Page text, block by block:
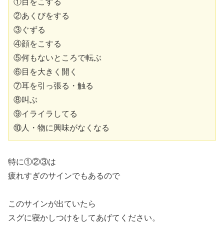
②あくびをする
③ぐずる
④顔をこする
⑤何もないところで転ぶ
⑥目を大きく開く
⑦耳を引っ張る・触る
⑧叫ぶ
⑨イライラしてる
⑩人・物に興味がなくなる
特に①②③は
疲れすぎのサインでもあるので
このサインが出ていたら
スグに寝かしつけをしてあげてください。